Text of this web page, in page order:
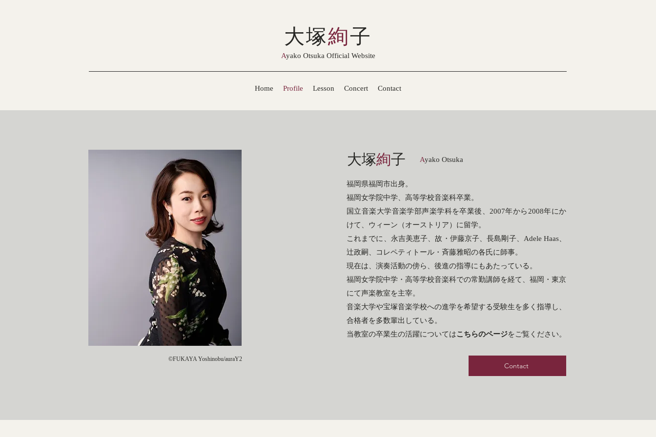
大塚絢子
Ayako Otsuka Official Website
Home Profile Lesson Concert Contact
©FUKAYA Yoshinobu/auraY2
大塚絢子 Ayako Otsuka
福岡県福岡市出身。
福岡女学院中学、高等学校音楽科卒業。
国立音楽大学音楽学部声楽学科を卒業後、2007年から2008年にか
けて、ウィーン（オーストリア）に留学。
これまでに、永吉美恵子、故・伊藤京子、長島剛子、Adele Haas、
辻政嗣、コレペティトール・斉藤雅昭の各氏に師事。
現在は、演奏活動の傍ら、後進の指導にもあたっている。
福岡女学院中学・高等学校音楽科での常勤講師を経て、福岡・東京
にて声楽教室を主宰。
音楽大学や宝塚音楽学校への進学を希望する受験生を多く指導し、
合格者を多数輩出している。
当教室の卒業生の活躍についてはこちらのページをご覧ください。
Contact